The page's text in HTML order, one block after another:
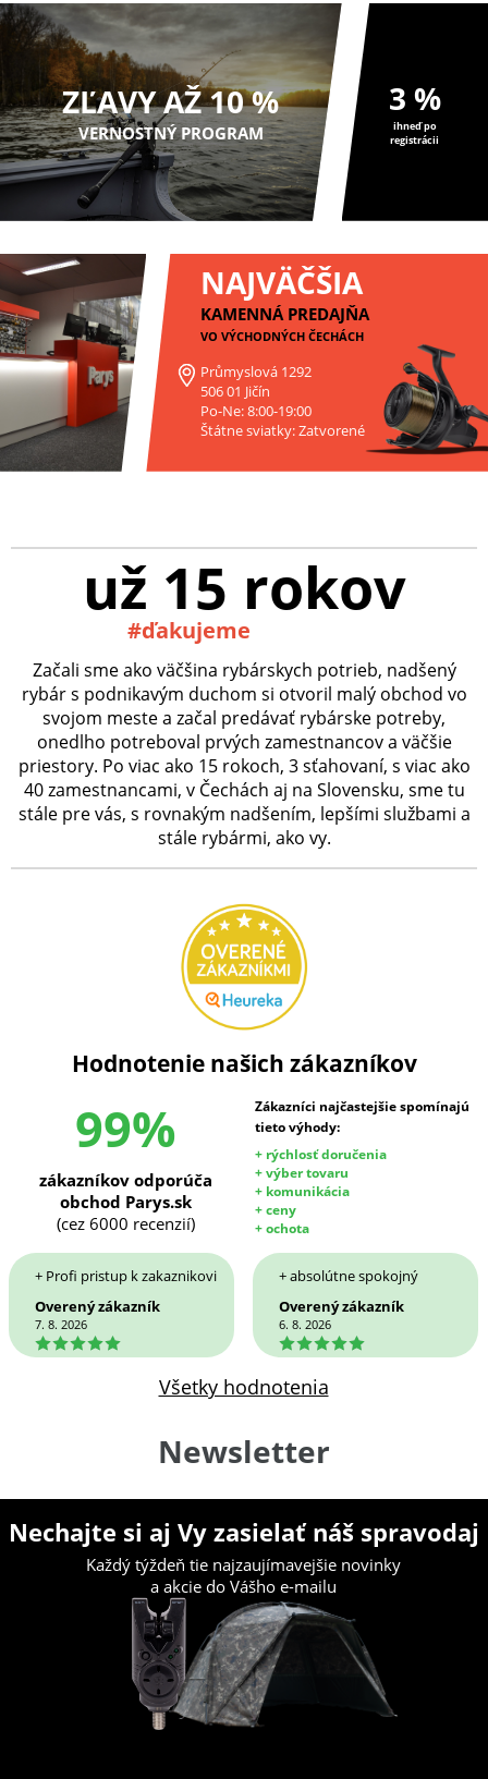
ZĽAVY AŽ 10 %
VERNOSTNÝ PROGRAM
3 %
ihneď po
registrácii
NAJVÄČŠIA
KAMENNÁ PREDAJŇA
VO VÝCHODNÝCH ČECHÁCH
Průmyslová 1292
506 01 Jičín
Po-Ne: 8:00-19:00
Štátne sviatky: Zatvorené
už 15 rokov
#ďakujeme
Začali sme ako väčšina rybárskych potrieb, nadšený
rybár s podnikavým duchom si otvoril malý obchod vo
svojom meste a začal predávať rybárske potreby,
onedlho potreboval prvých zamestnancov a väčšie
priestory. Po viac ako 15 rokoch, 3 sťahovaní, s viac ako
40 zamestnancami, v Čechách aj na Slovensku, sme tu
stále pre vás, s rovnakým nadšením, lepšími službami a
stále rybármi, ako vy.
Hodnotenie našich zákazníkov
99%
Zákazníci najčastejšie spomínajú
tieto výhody:
+ rýchlosť doručenia
+ výber tovaru
+ komunikácia
+ ceny
+ ochota
zákazníkov odporúča
obchod Parys.sk
(cez 6000 recenzií)
+ Profi pristup k zakaznikovi
Overený zákazník
7. 8. 2026
5
+ absolútne spokojný
Overený zákazník
6. 8. 2026
5
Všetky hodnotenia
Newsletter
Nechajte si aj Vy zasielať náš spravodaj
Každý týždeň tie najzaujímavejšie novinky
a akcie do Vášho e-mailu